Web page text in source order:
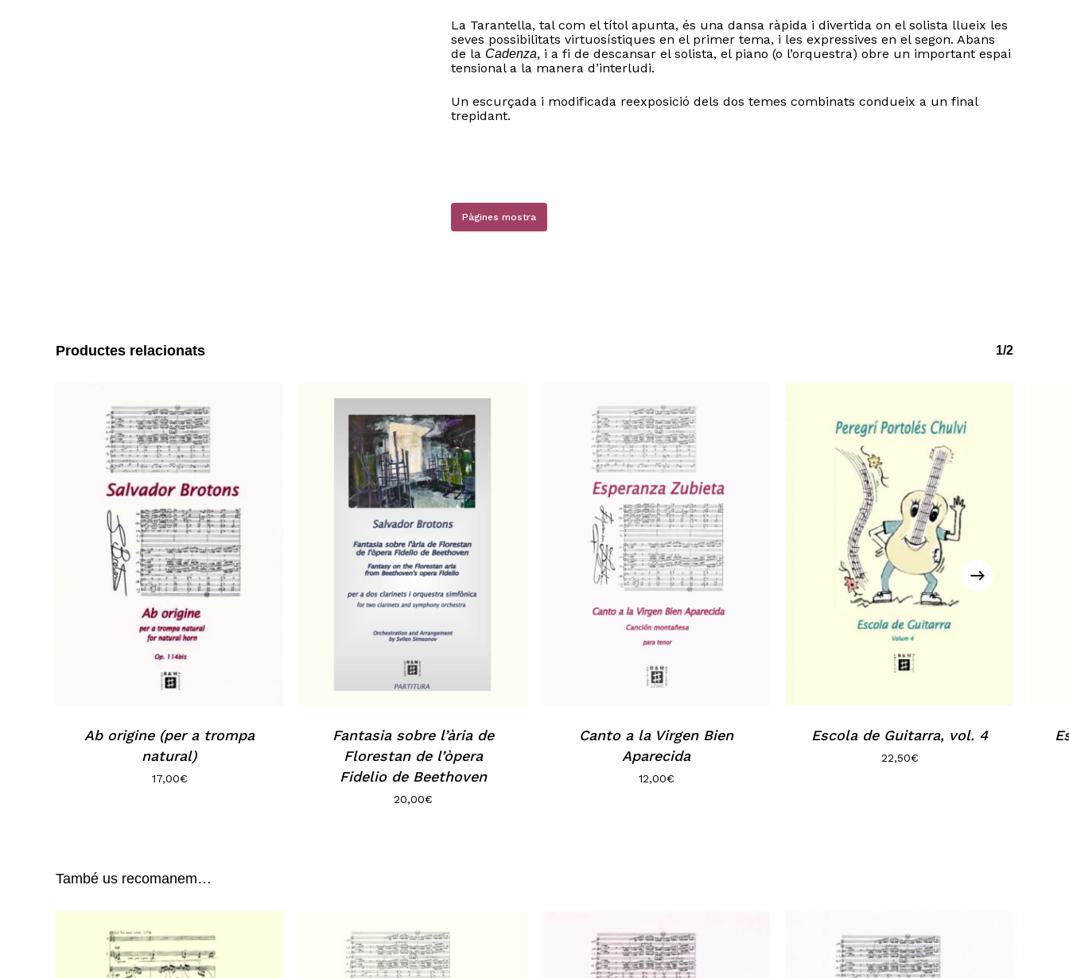
La Tarantella, tal com el títol apunta, és una dansa ràpida i divertida on el solista llueix les
seves possibilitats virtuosístiques en el primer tema, i les expressives en el segon. Abans
de la Cadenza, i a fi de descansar el solista, el piano (o l’orquestra) obre un important espai
tensional a la manera d’interludi.
Un escurçada i modificada reexposició dels dos temes combinats condueix a un final
trepidant.
Pàgines mostra
Productes relacionats 1/2
Ab origine (per a trompa
natural)
17,00€
Fantasia sobre l’ària de
Florestan de l’òpera
Fidelio de Beethoven
20,00€
Canto a la Virgen Bien
Aparecida
12,00€
Escola de Guitarra, vol. 4
22,50€
També us recomanem…